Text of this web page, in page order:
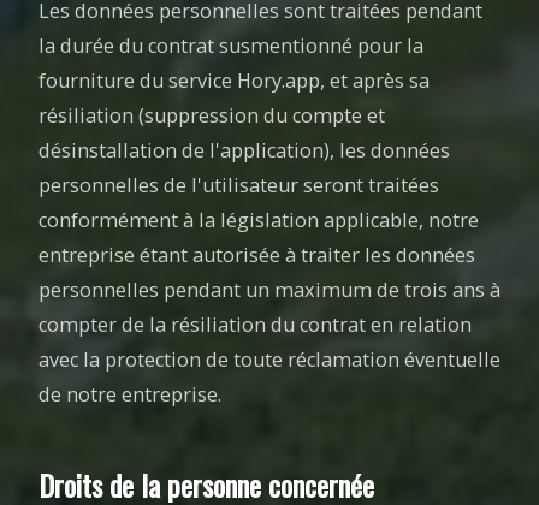
Les données personnelles sont traitées pendant
la durée du contrat susmentionné pour la
fourniture du service Hory.app, et après sa
résiliation (suppression du compte et
désinstallation de l'application), les données
personnelles de l'utilisateur seront traitées
conformément à la législation applicable, notre
entreprise étant autorisée à traiter les données
personnelles pendant un maximum de trois ans à
compter de la résiliation du contrat en relation
avec la protection de toute réclamation éventuelle
de notre entreprise.
Droits de la personne concernée